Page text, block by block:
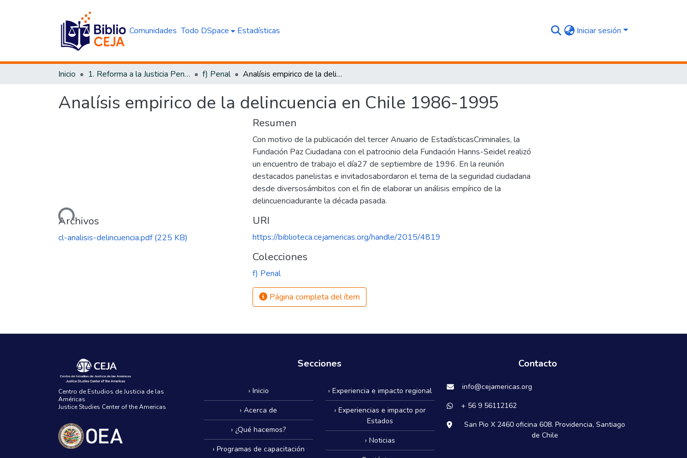
Comunidades Todo DSpace Estadísticas Iniciar sesión
Inicio 1. Reforma a la Justicia Penal f) Penal Analísis empirico de la delincuencia en Chile 1986-1995
Analísis empirico de la delincuencia en Chile 1986-1995
Cargando...Archivos
cl-analisis-delincuencia.pdf(225 KB)
Resumen
Con motivo de la publicación del tercer Anuario de EstadísticasCriminales, la
Fundación Paz Ciudadana con el patrocinio dela Fundación Hanns-Seidel realizó
un encuentro de trabajo el día27 de septiembre de 1996. En la reunión
destacados panelistas e invitadosabordaron el tema de la seguridad ciudadana
desde diversosámbitos con el fin de elaborar un análisis empírico de la
delincuenciadurante la década pasada.
URI
https://biblioteca.cejamericas.org/handle/2015/4819
Colecciones
f) Penal
Página completa del ítem
Centro de Estudios de Justicia de las
Américas
Justice Studies Center of the Americas
Secciones
› Inicio
› Acerca de
› ¿Qué hacemos?
› Programas de capacitación
› Experiencia e impacto regional
› Experiencias e impacto por
Estados
› Noticias
Contacto
info@cejamericas.org
+ 56 9 56112162
San Pio X 2460 oficina 608. Providencia, Santiago
de Chile